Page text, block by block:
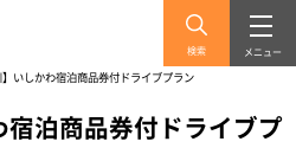
検索 メニュー
】いしかわ宿泊商品券付ドライブプラン
宿泊商品券付ドライブプ